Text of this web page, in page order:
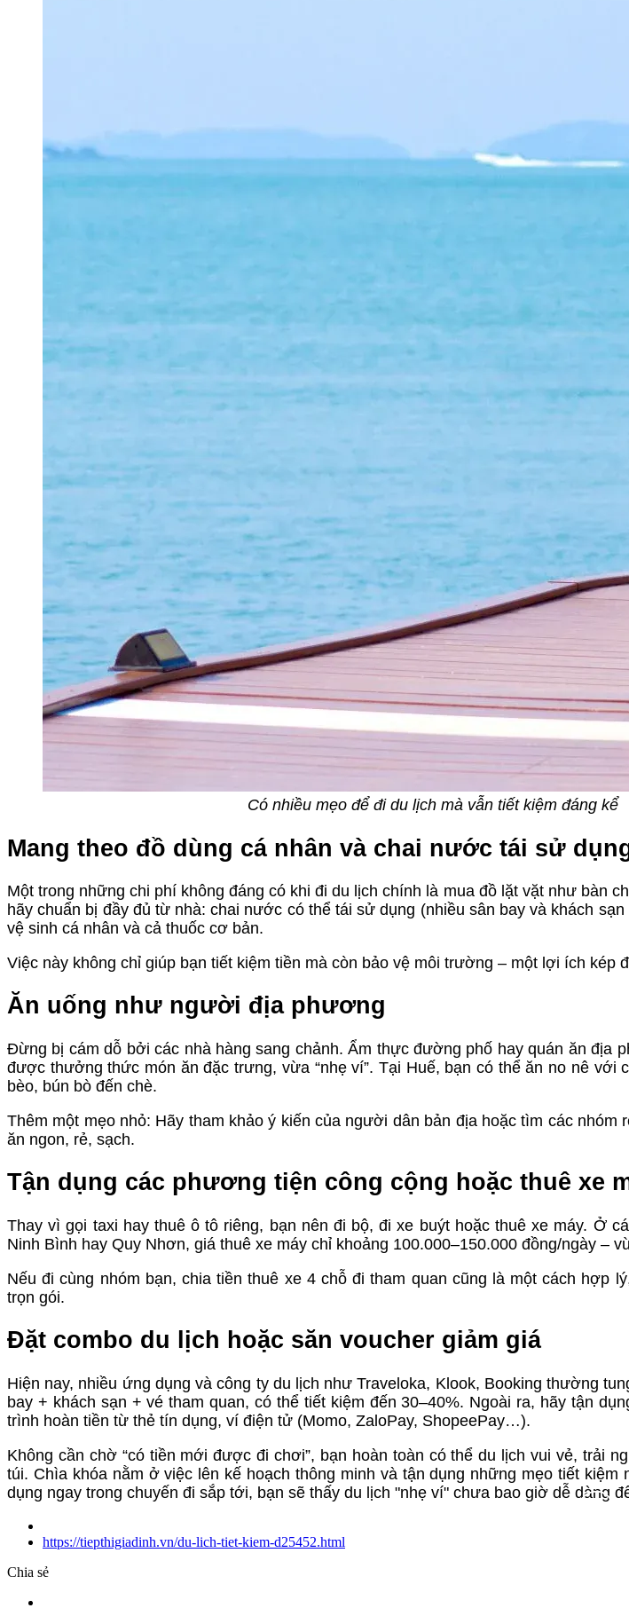
Có nhiều mẹo để đi du lịch mà vẫn tiết kiệm đáng kể
Mang theo đồ dùng cá nhân và chai nước tái sử
Một trong những chi phí không đáng có khi đi du lịch chính là mua đồ lặt vặt như bàn
hãy chuẩn bị đầy đủ từ nhà: chai nước có thể tái sử dụng (nhiều sân bay và khách
vệ sinh cá nhân và cả thuốc cơ bản.
Việc này không chỉ giúp bạn tiết kiệm tiền mà còn bảo vệ môi trường – một lợi ích kép
Ăn uống như người địa phương
Đừng bị cám dỗ bởi các nhà hàng sang chảnh. Ẩm thực đường phố hay quán ăn địa
được thưởng thức món ăn đặc trưng, vừa “nhẹ ví”. Tại Huế, bạn có thể ăn no nê với
bèo, bún bò đến chè.
Thêm một mẹo nhỏ: Hãy tham khảo ý kiến của người dân bản địa hoặc tìm các nhóm
ăn ngon, rẻ, sạch.
Tận dụng các phương tiện công cộng hoặc thuê xe
Thay vì gọi taxi hay thuê ô tô riêng, bạn nên đi bộ, đi xe buýt hoặc thuê xe máy. Ở
Ninh Bình hay Quy Nhơn, giá thuê xe máy chỉ khoảng 100.000–150.000 đồng/ngày –
Nếu đi cùng nhóm bạn, chia tiền thuê xe 4 chỗ đi tham quan cũng là một cách hợp
trọn gói.
Đặt combo du lịch hoặc săn voucher giảm giá
Hiện nay, nhiều ứng dụng và công ty du lịch như Traveloka, Klook, Booking thường
bay + khách sạn + vé tham quan, có thể tiết kiệm đến 30–40%. Ngoài ra, hãy tận
trình hoàn tiền từ thẻ tín dụng, ví điện tử (Momo, ZaloPay, ShopeePay…).
Không cần chờ “có tiền mới được đi chơi”, bạn hoàn toàn có thể du lịch vui vẻ, trải
túi. Chìa khóa nằm ở việc lên kế hoạch thông minh và tận dụng những mẹo tiết kiệm
dụng ngay trong chuyến đi sắp tới, bạn sẽ thấy du lịch "nhẹ ví" chưa bao giờ dễ dàng
https://tiepthigiadinh.vn/du-lich-tiet-kiem-d25452.html
Chia sẻ